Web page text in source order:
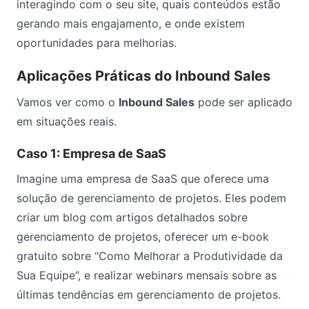
interagindo com o seu site, quais conteúdos estão
gerando mais engajamento, e onde existem
oportunidades para melhorias.
Aplicações Práticas do Inbound Sales
Vamos ver como o Inbound Sales pode ser aplicado
em situações reais.
Caso 1: Empresa de SaaS
Imagine uma empresa de SaaS que oferece uma
solução de gerenciamento de projetos. Eles podem
criar um blog com artigos detalhados sobre
gerenciamento de projetos, oferecer um e-book
gratuito sobre “Como Melhorar a Produtividade da
Sua Equipe”, e realizar webinars mensais sobre as
últimas tendências em gerenciamento de projetos.